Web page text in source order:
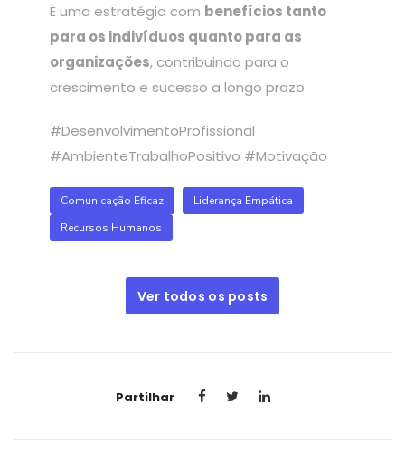
É uma estratégia com benefícios tanto
para os indivíduos quanto para as
organizações, contribuindo para o
crescimento e sucesso a longo prazo.
#DesenvolvimentoProfissional
#AmbienteTrabalhoPositivo #Motivação
Comunicação Eficaz
Liderança Empática
Recursos Humanos
Ver todos os posts
Partilhar